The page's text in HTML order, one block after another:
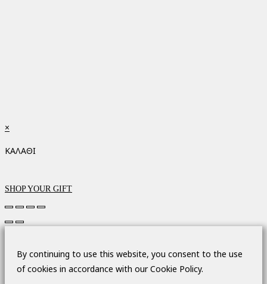
×
ΚΑΛΑΘΙ
SHOP YOUR GIFT
By continuing to use this website, you consent to the use
of cookies in accordance with our Cookie Policy.